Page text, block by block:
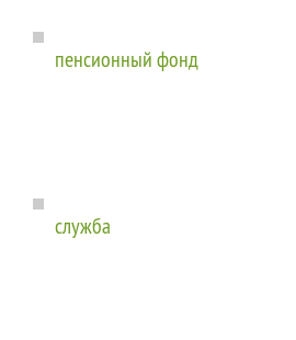
пенсионный фонд
служба